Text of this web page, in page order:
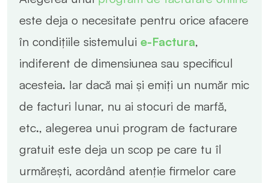
este deja o necesitate pentru orice afacere
în condițiile sistemului e-Factura,
indiferent de dimensiunea sau specificul
acesteia. Iar dacă mai și emiți un număr mic
de facturi lunar, nu ai stocuri de marfă,
etc., alegerea unui program de facturare
gratuit este deja un scop pe care tu îl
urmărești, acordând atenție firmelor care